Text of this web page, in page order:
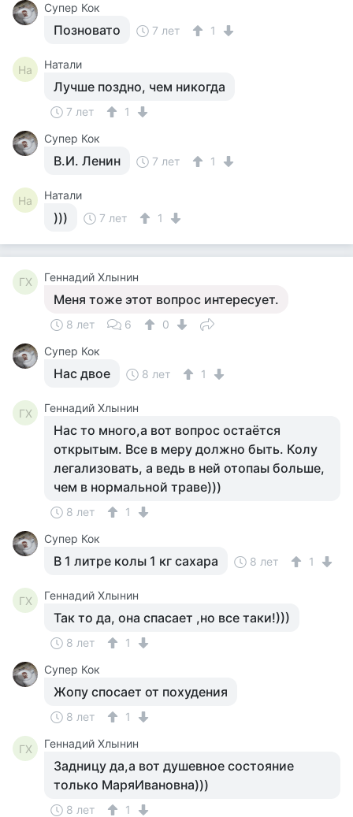
Супер Кок
Позновато 7 лет 1
На Натали
Лучше поздно, чем никогда
7 лет
1
Супер Кок
В.И. Ленин 7 лет 1
На Натали
))) 7 лет 1
ГХ Геннадий Хлынин
Меня тоже этот вопрос интересует.
8 лет 6
0
Супер Кок
Нас двое 8 лет 1
ГХ Геннадий Хлынин
Нас то много,а вот вопрос остаётся
открытым. Все в меру должно быть. Колу
легализовать, а ведь в ней отопаы больше,
чем в нормальной траве)))
8 лет
1
Супер Кок
В 1 литре колы 1 кг сахара 8 лет 1
ГХ Геннадий Хлынин
Так то да, она спасает ,но все таки!)))
8 лет
1
Супер Кок
Жопу спосает от похудения
8 лет 1
ГХ Геннадий Хлынин
Задницу да,а вот душевное состояние
только МаряИвановна)))
8 лет 1